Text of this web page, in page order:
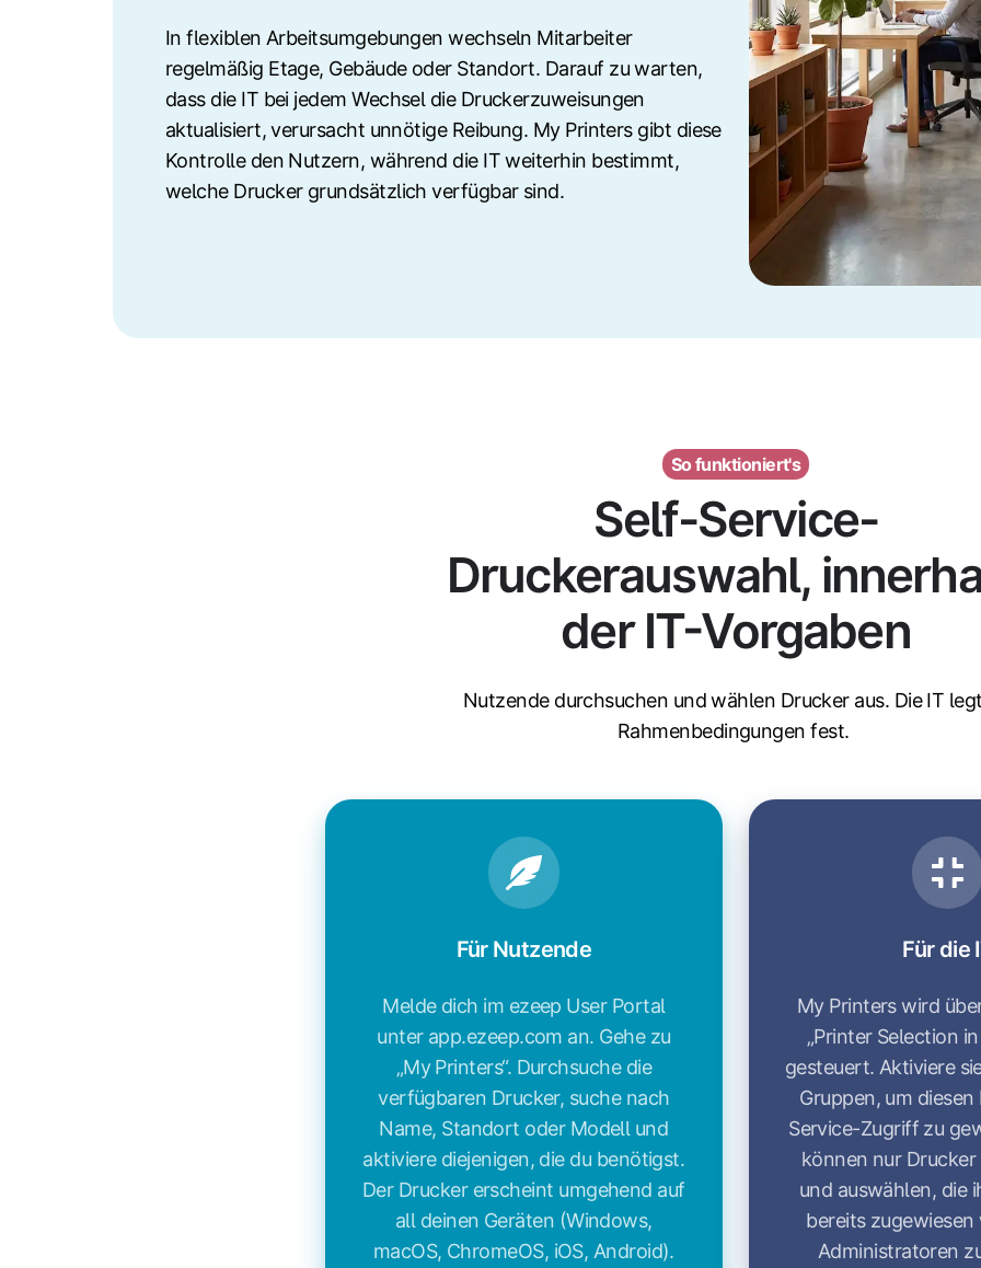
In flexiblen Arbeitsumgebungen wechseln Mitarbeiter
regelmäßig Etage, Gebäude oder Standort. Darauf zu warten,
dass die IT bei jedem Wechsel die Druckerzuweisungen
aktualisiert, verursacht unnötige Reibung. My Printers gibt diese
Kontrolle den Nutzern, während die IT weiterhin bestimmt,
welche Drucker grundsätzlich verfügbar sind.
So funktioniert's
Self-Service-
Druckerauswahl,
der IT-Vorgaben
Nutzende durchsuchen und wählen Drucker aus. Die IT
Rahmenbedingungen fest.
Für Nutzende
Melde dich im ezeep User Portal
unter app.ezeep.com an. Gehe zu
„My Printers“. Durchsuche die
verfügbaren Drucker, suche nach
Name, Standort oder Modell und
aktiviere diejenigen, die du benötigst.
Der Drucker erscheint umgehend auf
all deinen Geräten (Windows,
macOS, ChromeOS, iOS, Android).
Für die
My Printers wird
„Printer Selection
gesteuert. Aktiviere
Gruppen, um
Service-Zugriff zu
können nur
und auswählen, die
bereits zugewiesen
Administratoren